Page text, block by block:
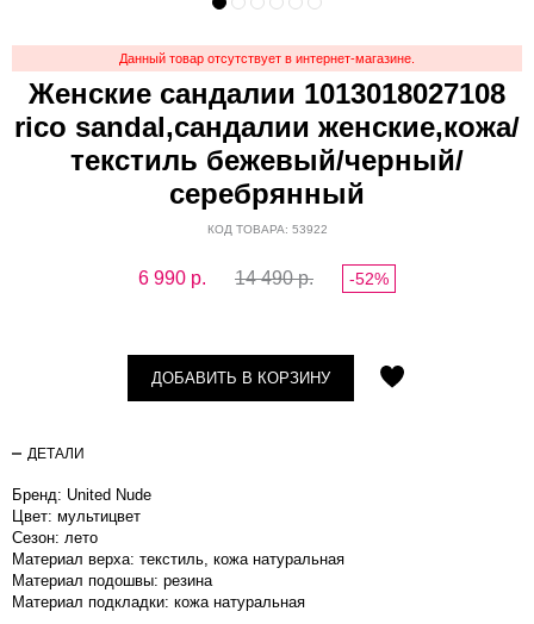
Данный товар отсутствует в интернет-магазине.
Женские сандалии 1013018027108
rico sandal,сандалии женские,кожа/
текстиль бежевый/черный/
серебрянный
КОД ТОВАРА: 53922
6 990 р. 14 490 р. -52%
ДОБАВИТЬ В КОРЗИНУ
ДЕТАЛИ
Бренд: United Nude
Цвет: мультицвет
Сезон: лето
Материал верха: текстиль, кожа натуральная
Материал подошвы: резина
Материал подкладки: кожа натуральная